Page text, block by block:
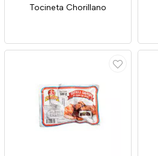
Tocineta Chorillano